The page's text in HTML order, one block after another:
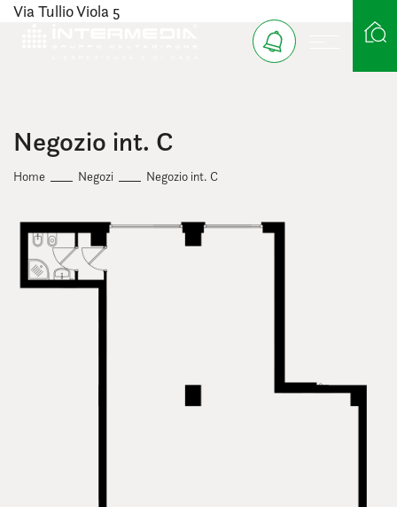
Via Tullio Viola 5
Negozio int. C
Home Negozi Negozio int. C